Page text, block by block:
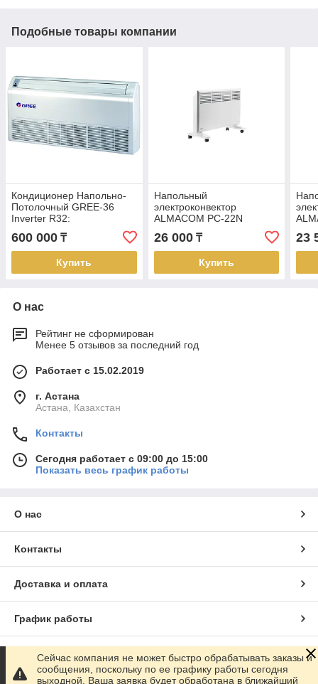
Подобные товары компании
Кондиционер Напольно-
Потолочный GREE-36
Inverter R32:
GUD100ZD1/B-
S/GUD100W1/NhB-S (без
соединительной
600 000 ₸
Купить
Напольный
электроконвектор
ALMACOM PC-22N
26 000₸
Купить
23
О нас
Рейтинг не сформирован
Менее 5 отзывов за последний год
Работает с 15.02.2019
г. Астана
Астана, Казахстан
Контакты
Сегодня работает с 09:00 до 15:00
Показать весь график работы
О нас
Контакты
Доставка и оплата
График работы
Полная версия сайта
Сейчас компания не может быстро обрабатывать заказы и
сообщения, поскольку по ее графику работы сегодня
выходной. Ваша заявка будет обработана в ближайший